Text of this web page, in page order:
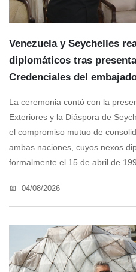
Venezuela y Seychelles
diplomáticos tras
Credenciales del
La ceremonia contó con la
Exteriores y la Diáspora de
el compromiso mutuo de
ambas naciones, cuyos nexos
formalmente el 15 de abril de
04/08/2026